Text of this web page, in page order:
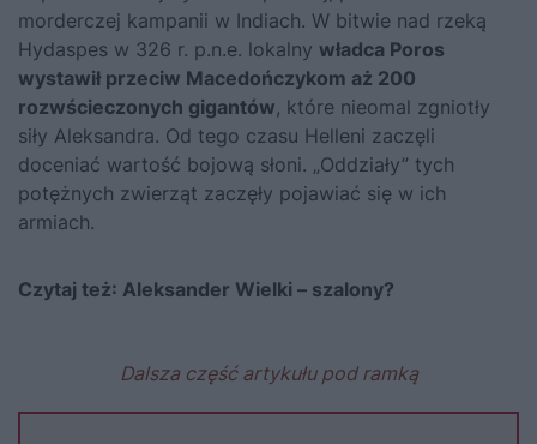
morderczej kampanii w Indiach. W bitwie nad rzeką
Hydaspes w 326 r. p.n.e. lokalny władca Poros
wystawił przeciw Macedończykom aż 200
rozwścieczonych gigantów, które nieomal zgniotły
siły Aleksandra. Od tego czasu Helleni zaczęli
doceniać wartość bojową słoni. „Oddziały” tych
potężnych zwierząt zaczęły pojawiać się w ich
armiach.
Czytaj też: Aleksander Wielki – szalony?
Dalsza część artykułu pod ramką